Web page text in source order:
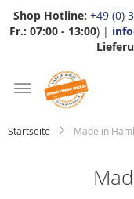
Shop Hotline: +49 (0)
Fr.: 07:00 - 13:00) |
Startseite Made in